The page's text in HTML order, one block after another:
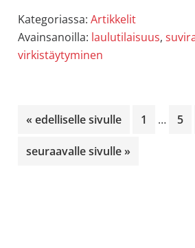
Kategoriassa: Artikkelit
Avainsanoilla: laulutilaisuus,
virkistäytyminen
« Siirry
edelliselle sivulle Sivu
1
Välisivut
… Sivu
5
Siirry
seuraavalle sivulle »